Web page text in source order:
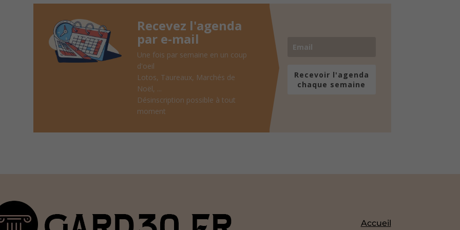
Recevez l'agenda
par e-mail
Une fois par semaine en un coup
d'oeil
Lotos, Taureaux, Marchés de
Noël, ...
Désinscription possible à tout
moment
Recevoir l'agenda
chaque semaine
Accueil